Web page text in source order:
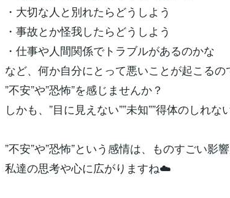
・大切な人と別れたらどうしよう
・事故とか怪我したらどうしよう
・仕事や人間関係でトラブルがあるのかな
など、何か自分にとって悪いことが起こるの
”不安”や”恐怖”を感じませんか？
しかも、”目に見えない””未知””得体のしれな
”不安”や”恐怖”という感情は、ものすごい影
私達の思考や心に広がりますね☁️